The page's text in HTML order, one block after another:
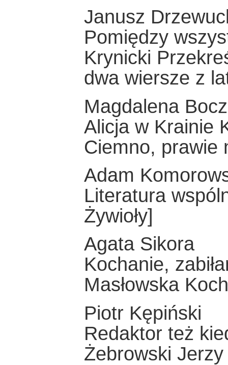
Janusz
Pomiędzy
Krynicki
dwa wiersze z
Magdalena
Alicja w Krainie
Ciemno, prawie
Adam
Literatura
Żywioły]
Agata Sikora
Kochanie,
Masłowska
Piotr Kępiński
Redaktor też
Żebrowski